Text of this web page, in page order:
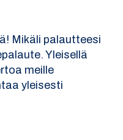
Mikäli palautteesi
Yleisellä
meille
yleisesti